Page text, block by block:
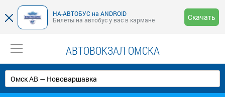
НА-АВТОБУС на ANDROID
Билеты на автобус у вас в кармане
Скачать
АВТОВОКЗАЛ ОМСКА